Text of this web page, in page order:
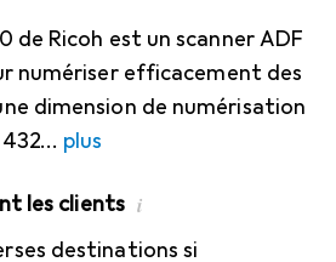
de Ricoh est un scanner ADF
numériser efficacement des
dimension de numérisation
plus
les clients i
destinations si